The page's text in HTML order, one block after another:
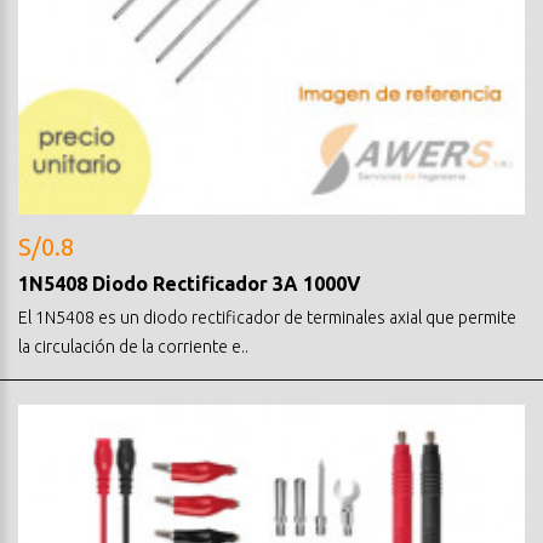
S/0.8
1N5408 Diodo Rectificador 3A 1000V
El 1N5408 es un diodo rectificador de terminales axial que permite
la circulación de la corriente e..